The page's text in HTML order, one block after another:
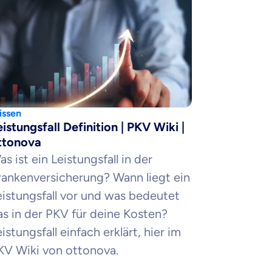
Definition | PKV Wiki |
ist ein Leistungsfall in der
Wann liegt ein
vor und was bedeutet
in der PKV für deine Kosten?
einfach erklärt, hier im
Wiki von ottonova.